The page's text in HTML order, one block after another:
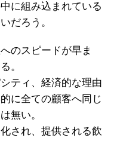
に組み込まれている
だろう。
のスピードが早ま
。
ティ、経済的な理由
に全ての顧客へ同じ
無い。
され、提供される飲